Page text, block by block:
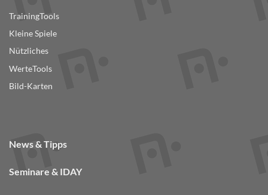
TrainingTools
Kleine Spiele
Nützliches
WerteTools
Bild-Karten
News & Tipps
Seminare & IDAY